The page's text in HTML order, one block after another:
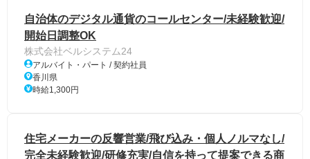
自治体のデジタル通貨のコールセンター/未経験歓迎/
開始日調整OK
株式会社ベルシステム24
アルバイト・パート / 契約社員
香川県
時給1,300円
住宅メーカーの反響営業/飛び込み・個人ノルマなし/
完全未経験歓迎/研修充実/自信を持って提案できる商